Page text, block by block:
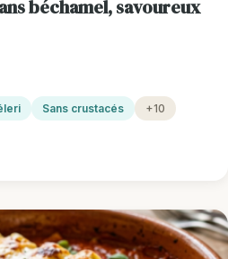
béchamel, savoureux
Sans crustacés +10